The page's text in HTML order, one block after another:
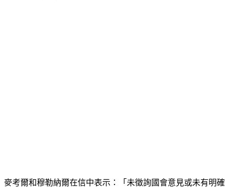
麥考爾和穆勒納爾在信中表示：「未徵詢國會意見或未有明確